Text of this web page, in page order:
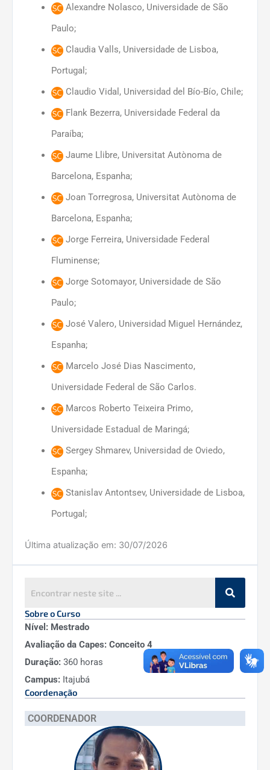
Alexandre Nolasco, Universidade de São
Paulo;
Claudia Valls, Universidade de Lisboa,
Portugal;
Claudio Vidal, Universidad del Bío-Bío, Chile;
Flank Bezerra, Universidade Federal da
Paraíba;
Jaume Llibre, Universitat Autònoma de
Barcelona, Espanha;
Joan Torregrosa, Universitat Autònoma de
Barcelona, Espanha;
Jorge Ferreira, Universidade Federal
Fluminense;
Jorge Sotomayor, Universidade de São
Paulo;
José Valero, Universidad Miguel Hernández,
Espanha;
Marcelo José Dias Nascimento,
Universidade Federal de São Carlos.
Marcos Roberto Teixeira Primo,
Universidade Estadual de Maringá;
Sergey Shmarev, Universidad de Oviedo,
Espanha;
Stanislav Antontsev, Universidade de Lisboa,
Portugal;
Última atualização em: 30/07/2026
Sobre o Curso
Nível: Mestrado
Avaliação da Capes: Conceito 4
Duração: 360 horas
Campus: Itajubá
Coordenação
COORDENADOR